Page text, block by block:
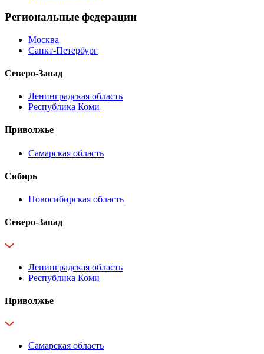
Региональные федерации
Москва
Санкт-Петербург
Северо-Запад
Ленинградская область
Республика Коми
Приволжье
Самарская область
Сибирь
Новосибирская область
Северо-Запад
Ленинградская область
Республика Коми
Приволжье
Самарская область